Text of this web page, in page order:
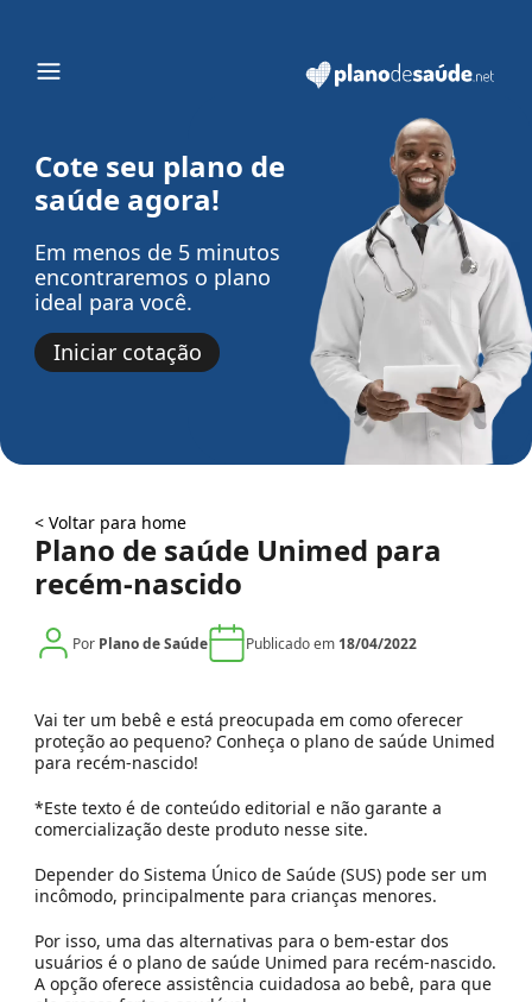
Cote seu plano de
saúde agora!
Em menos de 5 minutos
encontraremos o plano
ideal para você.
Iniciar cotação
< Voltar para home
Plano de saúde Unimed para
recém-nascido
Por Plano de Saúde Publicado em 18/04/2022
Vai ter um bebê e está preocupada em como oferecer
proteção ao pequeno? Conheça o plano de saúde Unimed
para recém-nascido!
*Este texto é de conteúdo editorial e não garante a
comercialização deste produto nesse site.
Depender do Sistema Único de Saúde (SUS) pode ser um
incômodo, principalmente para crianças menores.
Por isso, uma das alternativas para o bem-estar dos
usuários é o plano de saúde Unimed para recém-nascido.
A opção oferece assistência cuidadosa ao bebê, para que